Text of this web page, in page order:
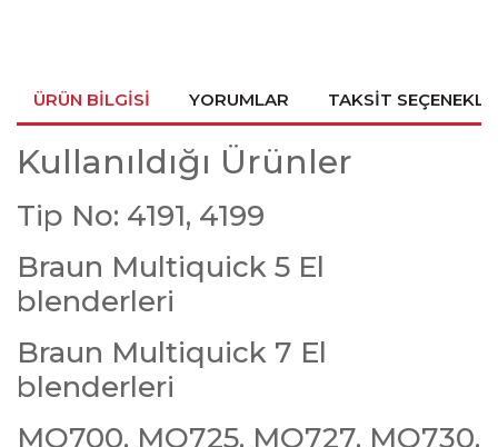
ÜRÜN BILGISI YORUMLAR TAKSIT
Kullanıldığı Ürünler
Tip No: 4191, 4199
Braun Multiquick 5 El
blenderleri
Braun Multiquick 7 El
blenderleri
MQ700, MQ725, MQ727, MQ730,